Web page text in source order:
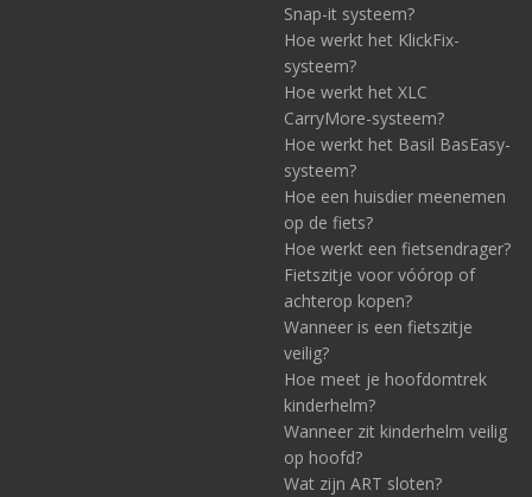
Snap-it systeem?
Hoe werkt het KlickFix-
systeem?
Hoe werkt het XLC
CarryMore-systeem?
Hoe werkt het Basil BasEasy-
systeem?
Hoe een huisdier meenemen
op de fiets?
Hoe werkt een fietsendrager?
Fietszitje voor vóórop of
achterop kopen?
Wanneer is een fietszitje
veilig?
Hoe meet je hoofdomtrek
kinderhelm?
Wanneer zit kinderhelm veilig
op hoofd?
Wat zijn ART sloten?